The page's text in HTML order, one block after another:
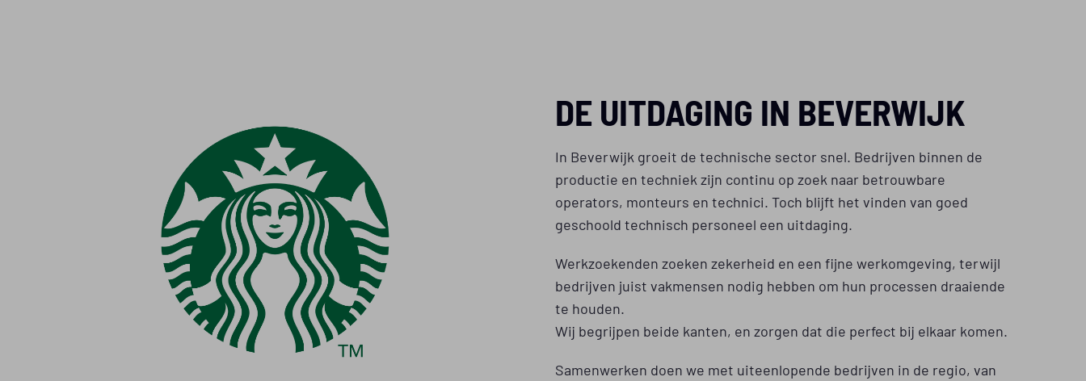
DE UITDAGING IN BEVERWIJK
In Beverwijk groeit de technische sector snel. Bedrijven binnen de
productie en techniek zijn continu op zoek naar betrouwbare
operators, monteurs en technici. Toch blijft het vinden van goed
geschoold technisch personeel een uitdaging.
Werkzoekenden zoeken zekerheid en een fijne werkomgeving, terwijl
bedrijven juist vakmensen nodig hebben om hun processen draaiende
te houden.
Wij begrijpen beide kanten, en zorgen dat die perfect bij elkaar komen.
Samenwerken doen we met uiteenlopende bedrijven in de regio, van